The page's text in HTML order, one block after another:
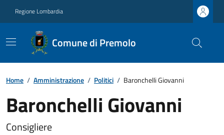
Regione Lombardia
Comune di Premolo
Home / Amministrazione / Politici / Baronchelli Giovanni
Baronchelli Giovanni
Consigliere